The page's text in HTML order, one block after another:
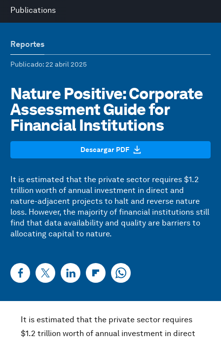
Publications
Reportes
Publicado: 22 abril 2025
Nature Positive: Corporate
Assessment Guide for
Financial Institutions
Descargar PDF
It is estimated that the private sector requires $1.2
trillion worth of annual investment in direct and
nature-adjacent projects to halt and reverse nature
loss. However, the majority of financial institutions still
find that data availability and quality are barriers to
allocating capital to nature.
It is estimated that the private sector requires
$1.2 trillion worth of annual investment in direct